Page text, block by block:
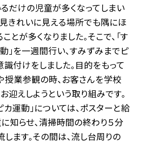
るだけの児童が多くなってしまい
見きれいに見える場所でも隅にほ
とが多くなりました。そこで、「す
」を一週間行い、すみずみまでピ
識付けをしました。目的をもって
授業参観の時、お客さんを学校
迎えしようという取り組みです。
運動」については、ポスターと給
知らせ、清掃時間の終わり５分
ます。その間は、流し台周りの